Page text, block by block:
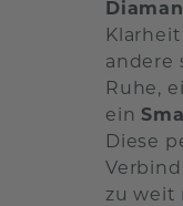
andere
Ruhe,
ein
Diese
zu weit